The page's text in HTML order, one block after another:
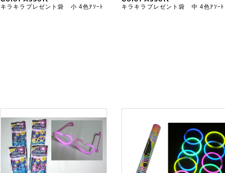
キラキラプレゼント袋 小 4色ｱｿｰﾄ キラキラプレゼント袋 中 4色ｱｿｰﾄ